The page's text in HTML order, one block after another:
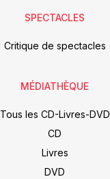
SPECTACLES
Critique de spectacles
MÉDIATHÈQUE
Tous les CD-Livres-DVD
CD
Livres
DVD